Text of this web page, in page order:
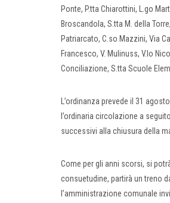
Ponte, P.tta Chiarottini, L.go
Broscandola, S.tta M. della
Patriarcato, C.so Mazzini, Via
Francesco, V. Mulinuss, V.lo
Conciliazione, S.tta Scuole
L’ordinanza prevede il 31
l’ordinaria circolazione a
successivi alla chiusura della
Come per gli anni scorsi, si
consuetudine, partirà un treno
l’amministrazione comunale